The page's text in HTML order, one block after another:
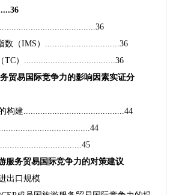
数（IMS）...............................36
TC）......................................36
贸易国际竞争力的影响因素实证分
构建..........................................44
服务贸易国际竞争力的对策建议
出口规模